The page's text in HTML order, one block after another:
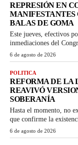
REPRESIÓN EN
MANIFESTANTES
BALAS DE GOMA
Este jueves, efectivos
inmediaciones del
6 de agosto de 2026
POLITICA
REFORMA DE LA
REAVIVÓ
SOBERANÍA
Hasta el momento, no
que confirme la
6 de agosto de 2026